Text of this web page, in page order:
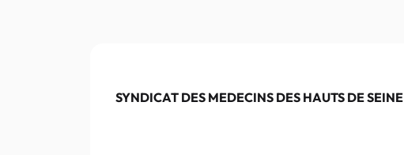
SYNDICAT DES MEDECINS DES HAUTS DE SEINE